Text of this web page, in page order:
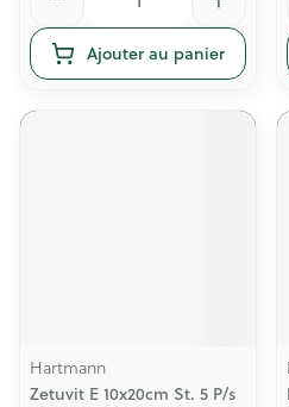
Ajouter au panier
Hartmann
Zetuvit E 10x20cm St. 5 P/s